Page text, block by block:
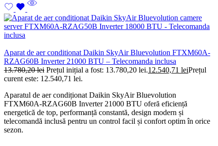
Aparat de aer conditionat Daikin SkyAir Bluevolution FTXM60A-
RZAG60B Inverter 21000 BTU – Telecomanda inclusa
13.780,20lei Prețul inițial a fost: 13.780,20 lei.12.540,71 leiPrețul
curent este: 12.540,71 lei.
Aparatul de aer condiționat Daikin SkyAir Bluevolution
FTXM60A-RZAG60B Inverter 21000 BTU oferă eficiență
energetică de top, performanță constantă, design modern și
telecomandă inclusă pentru un control facil și confort optim în orice
sezon.